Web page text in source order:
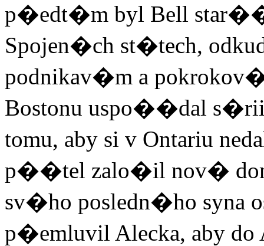
p�edt�m byl Bell
Spojen�ch st�tech,
podnikav�m a
Bostonu uspo��dal
tomu, aby si v Ontariu
p��tel zalo�il nov�
sv�ho posledn�ho syna
p�emluvil Alecka, aby